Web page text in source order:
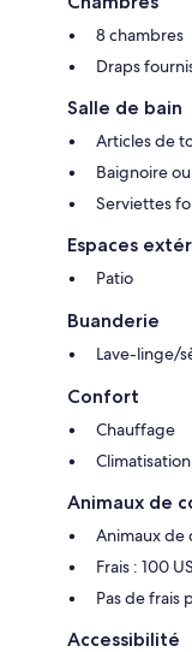
8 chambres
Draps
Salle de bain
Articles de
Baignoire
Serviettes
Espaces
Patio
Buanderie
Lave-linge/
Confort
Chauffage
Climatisation
Animaux de
Animaux de
Frais : 100
Pas de frais
Accessibilité